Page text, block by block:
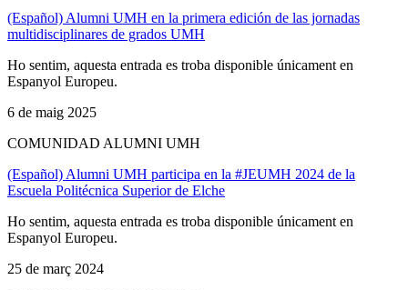
(Español) Alumni UMH en la primera edición de las jornadas
multidisciplinares de grados UMH
Ho sentim, aquesta entrada es troba disponible únicament en
Espanyol Europeu.
6 de maig 2025
COMUNIDAD ALUMNI UMH
(Español) Alumni UMH participa en la #JEUMH 2024 de la
Escuela Politécnica Superior de Elche
Ho sentim, aquesta entrada es troba disponible únicament en
Espanyol Europeu.
25 de març 2024